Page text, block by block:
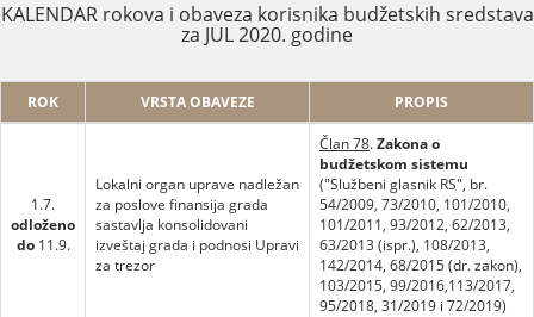
KALENDAR rokova i obaveza korisnika budžetskih sredstava
za JUL 2020. godine
ROK VRSTA OBAVEZE PROPIS
1.7.
odloženo
do 11.9.
Lokalni organ uprave nadležan
za poslove finansija grada
sastavlja konsolidovani
izveštaj grada i podnosi Upravi
za trezor
Član 78.Zakona o
budžetskom sistemu
("Službeni glasnik RS", br.
54/2009, 73/2010, 101/2010,
101/2011, 93/2012, 62/2013,
63/2013 (ispr.), 108/2013,
142/2014, 68/2015 (dr. zakon),
103/2015, 99/2016,113/2017,
95/2018, 31/2019 i 72/2019)